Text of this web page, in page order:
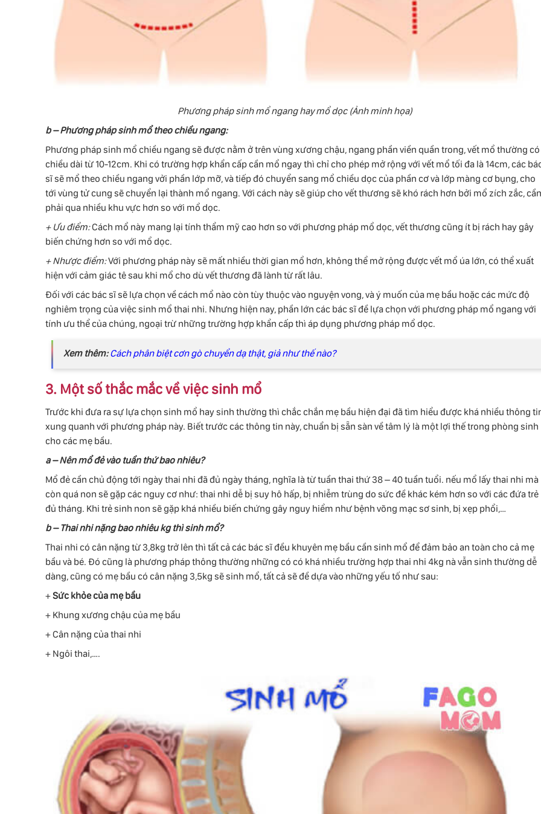
Phương pháp sinh mổ ngang hay mổ dọc (Ảnh minh họa)
b – Phương pháp sinh mổ theo chiều ngang:
Phương pháp sinh mổ chiều ngang sẽ được nằm ở trên vùng xương chậu, ngang phần viền quần trong, vết mổ thường có
chiều dài từ 10-12cm. Khi có trường hợp khẩn cấp cần mổ ngay thì chỉ cho phép mở rộng với vết mổ tối đa là 14cm, các
sĩ sẽ mổ theo chiều ngang vởi phần lớp mỡ, và tiếp đó chuyển sang mổ chiều dọc của phần cơ và lớp màng cơ bụng, cho
tới vùng tử cung sẽ chuyển lại thành mổ ngang. Với cách này sẽ giúp cho vết thương sẽ khó rách hơn bởi mổ zích zắc, cần
phải qua nhiều khu vực hơn so với mổ dọc.
+ Ưu điểm:Cách mổ này mang lại tính thẩm mỹ cao hơn so với phương pháp mổ dọc, vết thương cũng ít bị rách hay gây
biến chứng hơn so với mổ dọc.
+ Nhược điểm:Với phương pháp này sẽ mất nhiều thời gian mổ hơn, không thể mở rộng được vết mổ úa lớn, có thể xuất
hiện với cảm giác tê sau khi mổ cho dù vết thương đã lành từ rất lâu.
Đối với các bác sĩ sẽ lựa chọn về cách mổ nào còn tùy thuộc vào nguyện vong, và ý muốn của mẹ bầu hoặc các mức độ
nghiêm trọng của việc sinh mổ thai nhi. Nhưng hiện nay, phần lớn các bác sĩ đề lựa chọn với phương pháp mổ ngang với
tính ưu thể của chúng, ngoại trừ những trường hợp khẩn cấp thì áp dụng phương pháp mổ dọc.
Xem thêm:Cách phân biệt cơn gò chuyển dạ thật, giả như thế nào?
3. Một số thắc mắc về việc sinh mổ
Trước khi đưa ra sự lựa chọn sinh mổ hay sinh thường thì chắc chắn mẹ bầu hiện đại đã tìm hiểu được khá nhiều thông
xung quanh với phương pháp này. Biết trước các thông tin này, chuẩn bị sẵn sàn về tâm lý là một lợi thế trong phòng sinh
cho các mẹ bầu.
a – Nên mổ đẻ vào tuần thứ bao nhiêu?
Mổ đẻ cần chủ động tới ngày thai nhi đã đủ ngày tháng, nghĩa là từ tuần thai thứ 38 – 40 tuần tuổi. nếu mổ lấy thai nhi mà
còn quá non sẽ gặp các nguy cơ như: thai nhi dễ bị suy hô hấp, bị nhiễm trùng do sức đề khác kém hơn so với các đứa trẻ
đủ tháng. Khi trẻ sinh non sẽ gặp khá nhiều biến chứng gây nguy hiểm như bệnh võng mạc sơ sinh, bị xẹp phổi,…
b – Thai nhi nặng bao nhiêu kg thì sinh mổ?
Thai nhi có cân nặng từ 3,8kg trở lên thì tất cả các bác sĩ đều khuyên mẹ bầu cần sinh mổ để đảm bảo an toàn cho cả mẹ
bầu và bé. Đó cũng là phương pháp thông thường những có có khá nhiều trường hợp thai nhi 4kg nà vẫn sinh thường dễ
dàng, cũng có mẹ bầu có cân nặng 3,5kg sẽ sinh mổ, tất cả sẽ đề dựa vào những yếu tố như sau:
+Sức khỏe của mẹ bầu
+ Khung xương chậu của mẹ bầu
+ Cân nặng của thai nhi
+ Ngôi thai,….